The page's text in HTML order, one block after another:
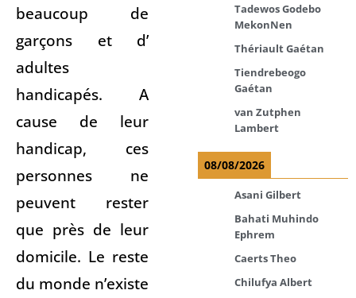
beaucoup de
garçons et d’
adultes
handicapés. A
cause de leur
handicap, ces
personnes ne
peuvent rester
que près de leur
domicile. Le reste
du monde n’existe
Tadewos Godebo
MekonNen
Thériault Gaétan
Tiendrebeogo
Gaétan
van Zutphen
Lambert
08/08/2026
Asani Gilbert
Bahati Muhindo
Ephrem
Caerts Theo
Chilufya Albert